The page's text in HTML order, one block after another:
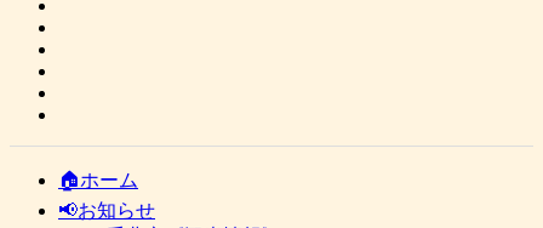
🏠ホーム
📢お知らせ